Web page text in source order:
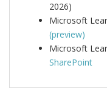
2026)
Microsoft
(preview)
Microsoft
SharePoint